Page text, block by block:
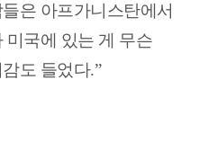
은 아프가니스탄에서
미국에 있는 게 무슨
도 들었다.”